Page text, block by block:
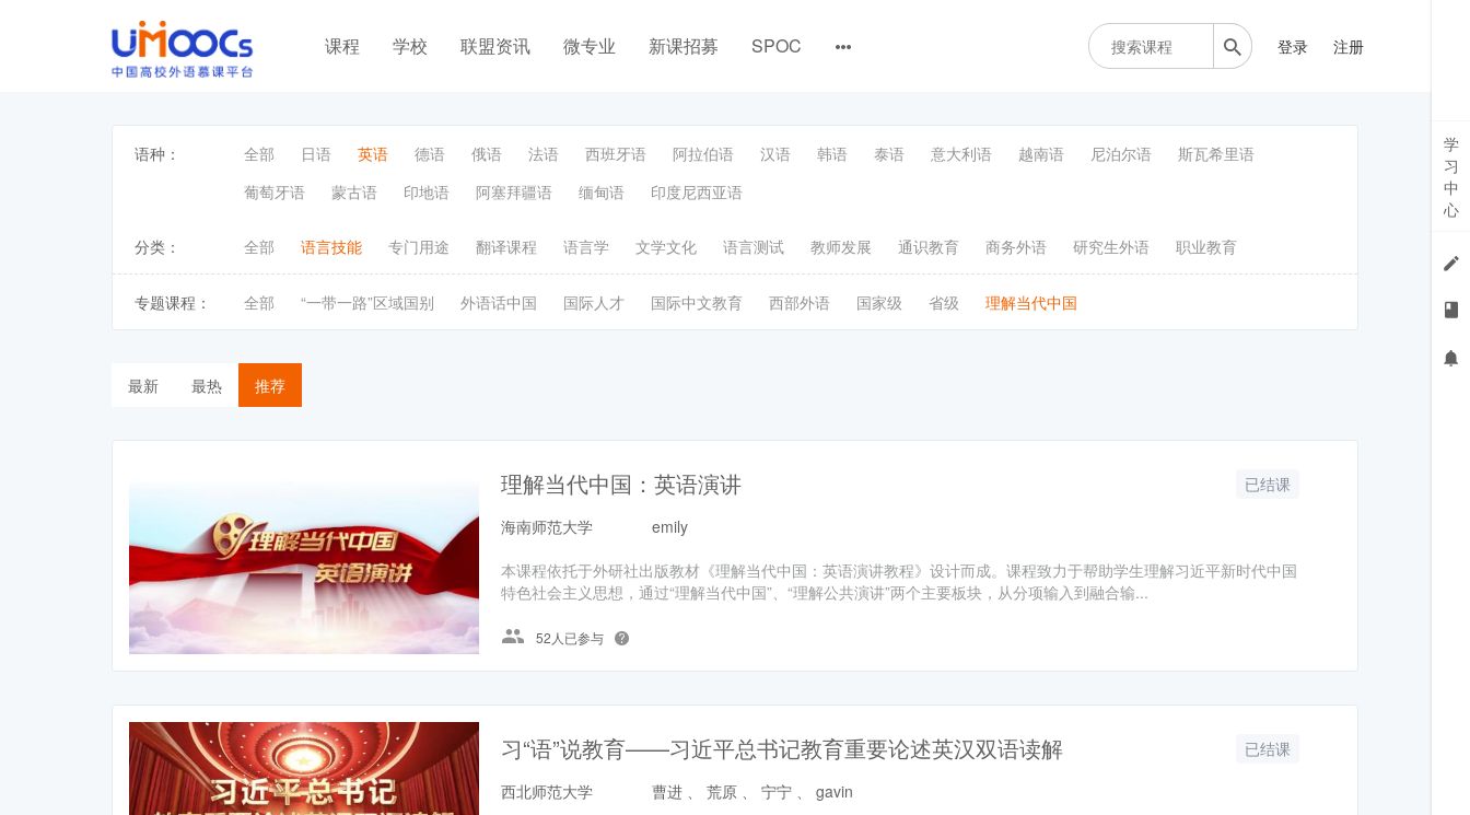
课程 学校 联盟资讯 微专业 新课招募 SPOC 登录 注册
语种： 全部 日语 英语 德语 俄语 法语 西班牙语 阿拉伯语 汉语 韩语 泰语 意大利语 越南语 尼泊尔语
斯瓦希里语
葡萄牙语
蒙古语 印地语 阿塞拜疆语 缅甸语 印度尼西亚语
分类： 全部 语言技能 专门用途 翻译课程 语言学 文学文化 语言测试 教师发展 通识教育 商务外语 研究生外语 职业教育
专题课程： 全部 “一带一路”区域国别 外语话中国 国际人才 国际中文教育 西部外语 国家级 省级 理解当代中国
最新 最热 推荐
理解当代中国：英语演讲
已结课
海南师范大学
emily
本课程依托于外研社出版教材《理解当代中国：英语演讲教程》设计而成。课程致力于帮助学生理解习近平新时代中国
特色社会主义思想，通过“理解当代中国”、“理解公共演讲”两个主要板块，从分项输入到融合输...
52人已参与
习“语”说教育——习近平总书记教育重要论述英汉双语读解
已结课
西北师范大学
曹进 、 荒原 、 宁宁 、 gavin
学
习
中
心